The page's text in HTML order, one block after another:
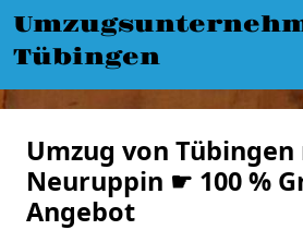
Tübingen
Umzug von Tübingen
Neuruppin ☛ 100 %
Angebot